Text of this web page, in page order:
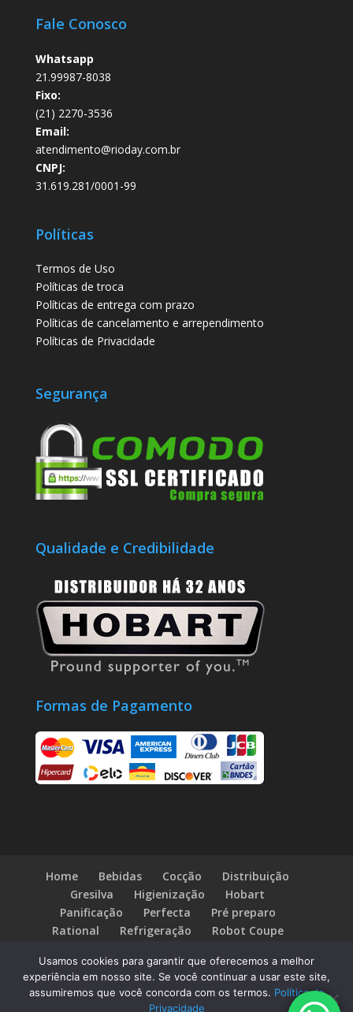
Fale Conosco
Whatsapp
21.99987-8038
Fixo:
(21) 2270-3536
Email:
atendimento@rioday.com.br
CNPJ:
31.619.281/0001-99
Políticas
Termos de Uso
Políticas de troca
Políticas de entrega com prazo
Políticas de cancelamento e arrependimento
Políticas de Privacidade
Segurança
Qualidade e Credibilidade
Formas de Pagamento
Home Bebidas Cocção
Distribuição
Gresilva
Higienização
Hobart
Panificação
Perfecta
Pré preparo
Rational
Refrigeração
Robot Coupe
Usamos cookies para garantir que oferecemos a melhor
experiência em nosso site. Se você continuar a usar este site,
assumiremos que você concorda com os termos. Política de
Privacidade